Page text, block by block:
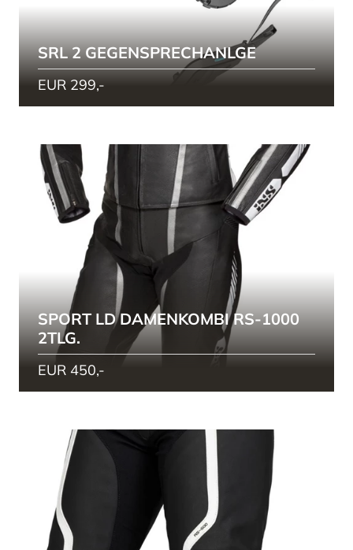
SRL 2 GEGENSPRECHANLGE
EUR 299,-
SPORT LD DAMENKOMBI RS-1000
2TLG.
EUR 450,-